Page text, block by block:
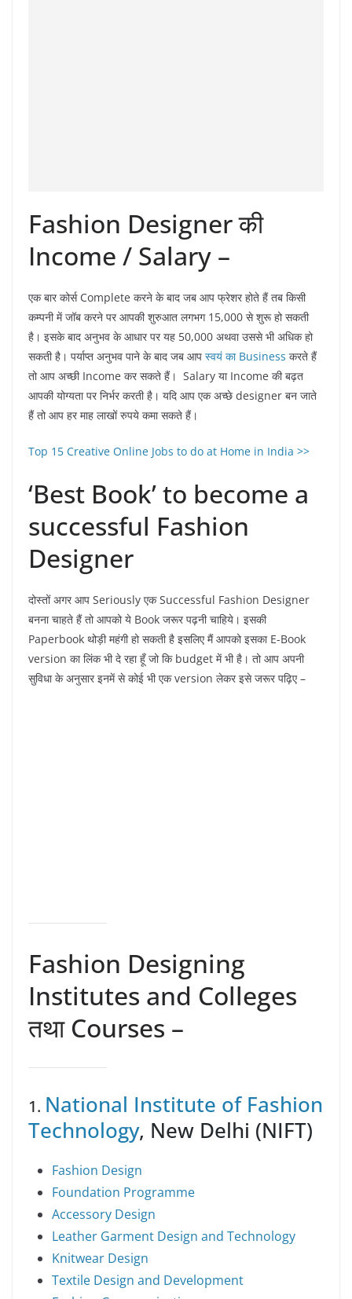
Fashion Designer की
Income / Salary –
एक बार कोर्स Complete करने के बाद जब आप फ्रेशर होते हैं तब किसी
कम्पनी में जॉब करने पर आपकी शुरुआत लगभग 15,000 से शुरू हो सकती
है। इसके बाद अनुभव के आधार पर यह 50,000 अथवा उससे भी अधिक हो
सकती है। पर्याप्त अनुभव पाने के बाद जब आप स्वयं का Business करते हैं
तो आप अच्छी Income कर सकते हैं। Salary या Income की बढ़त
आपकी योग्यता पर निर्भर करती है। यदि आप एक अच्छे designer बन जाते
हैं तो आप हर माह लाखों रुपये कमा सकते हैं।
Top 15 Creative Online Jobs to do at Home in India >>
‘Best Book’ to become a
successful Fashion
Designer
दोस्तों अगर आप Seriously एक Successful Fashion Designer
बनना चाहते हैं तो आपको ये Book जरूर पढ़नी चाहिये। इसकी
Paperbook थोड़ी महंगी हो सकती है इसलिए मैं आपको इसका E-Book
version का लिंक भी दे रहा हूँ जो कि budget में भी है। तो आप अपनी
सुविधा के अनुसार इनमें से कोई भी एक version लेकर इसे जरूर पढ़िए –
Fashion Designing
Institutes and Colleges
तथा Courses –
1. National Institute of Fashion
Technology, New Delhi (NIFT)
Fashion Design
Foundation Programme
Accessory Design
Leather Garment Design and Technology
Knitwear Design
Textile Design and Development